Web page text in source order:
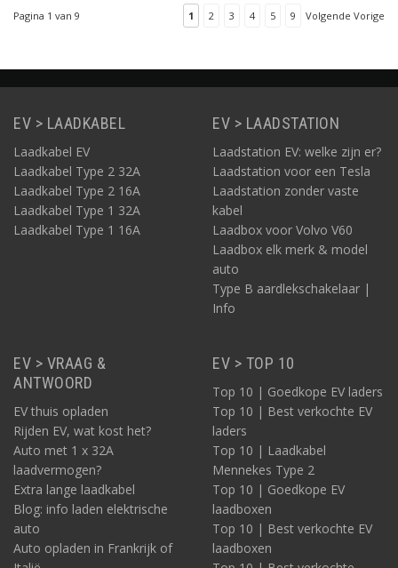
geheel gemaakt. De
prijs van deze kabel is
Pagina 1 van 9 1 2 3 4 5 9 Volgende Vorige
EV > LAADKABEL
Laadkabel EV
Laadkabel Type 2 32A
Laadkabel Type 2 16A
Laadkabel Type 1 32A
Laadkabel Type 1 16A
EV > LAADSTATION
Laadstation EV: welke zijn er?
Laadstation voor een Tesla
Laadstation zonder vaste
kabel
Laadbox voor Volvo V60
Laadbox elk merk & model
auto
Type B aardlekschakelaar |
Info
EV > VRAAG &
ANTWOORD
EV thuis opladen
Rijden EV, wat kost het?
Auto met 1 x 32A
laadvermogen?
Extra lange laadkabel
Blog: info laden elektrische
auto
Auto opladen in Frankrijk of
EV > TOP 10
Top 10 | Goedkope EV laders
Top 10 | Best verkochte EV
laders
Top 10 | Laadkabel
Mennekes Type 2
Top 10 | Goedkope EV
laadboxen
Top 10 | Best verkochte EV
laadboxen